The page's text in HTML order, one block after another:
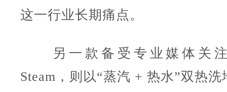
这一行业长期痛点。
另一款备受专业媒体关注
Steam，则以“蒸汽 + 热水”双热